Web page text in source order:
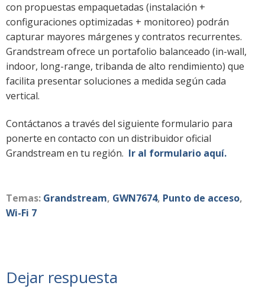
con propuestas empaquetadas (instalación +
configuraciones optimizadas + monitoreo) podrán
capturar mayores márgenes y contratos recurrentes.
Grandstream ofrece un portafolio balanceado (in-wall,
indoor, long-range, tribanda de alto rendimiento) que
facilita presentar soluciones a medida según cada
vertical.
Contáctanos a través del siguiente formulario para
ponerte en contacto con un distribuidor oficial
Grandstream en tu región. Ir al formulario aquí.
Temas: Grandstream, GWN7674, Punto de acceso,
Wi-Fi 7
Dejar respuesta